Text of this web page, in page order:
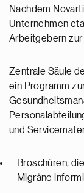
Nachdem
Unternehmen
Arbeitgebern
Zentrale Säule
ein Programm
und
Broschüren,
Migräne